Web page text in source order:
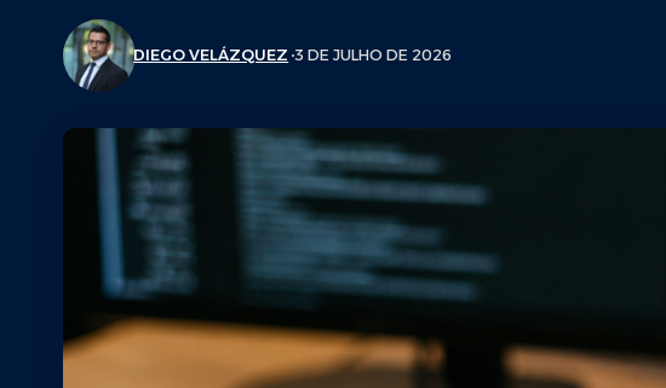
DIEGO VELÁZQUEZ 3 DE JULHO DE 2026